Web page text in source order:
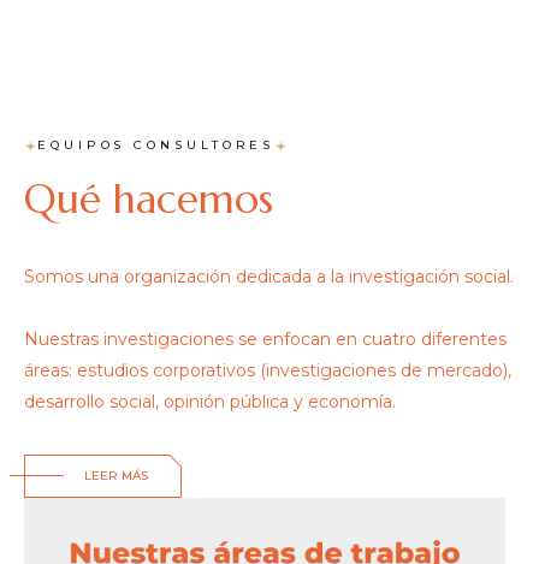
EQUIPOS CONSULTORES
Qué hacemos
Somos una organización dedicada a la investigación social.
Nuestras investigaciones se enfocan en cuatro diferentes
áreas: estudios corporativos (investigaciones de mercado),
desarrollo social, opinión pública y economía.
LEER MÁS